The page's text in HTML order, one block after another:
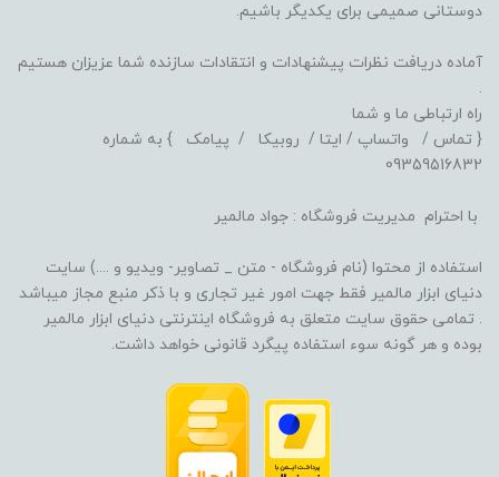
دوستانی صمیمی برای یکدیگر باشیم.
آماده دریافت نظرات پیشنهادات و انتقادات سازنده شما عزیزان هستیم
.
راه ارتباطی ما و شما
{ تماس / واتساپ / ایتا / روبیکا / پیامک } به شماره
09359516832
با احترام مدیریت فروشگاه : جواد مالمیر
استفاده از محتوا (نام فروشگاه - متن _ تصاویر- ویدیو و ....) سایت
دنیای ابزار مالمیر فقط جهت امور غیر تجاری و با ذکر منبع مجاز میباشد
. تمامی حقوق سایت متعلق به فروشگاه اینترنتی دنیای ابزار مالمیر
بوده و هر گونه سوء استفاده پیگرد قانونی خواهد داشت.